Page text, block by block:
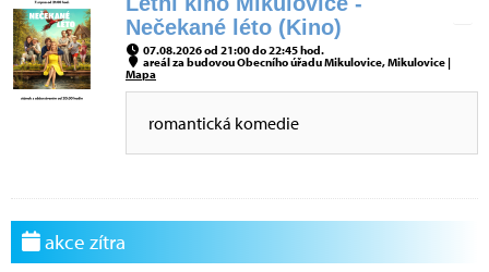
Nečekané léto (Kino)
07.08.2026 od 21:00 do 22:45 hod.
areál za budovou Obecního úřadu Mikulovice, Mikulovice |
Mapa
romantická komedie
akce zítra